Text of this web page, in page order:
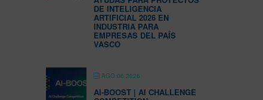
DE INTELIGENCIA
ARTIFICIAL 2026 EN
INDUSTRIA PARA
EMPRESAS DEL PAÍS
VASCO
AGO 06 2026
AI-BOOST | AI CHALLENGE